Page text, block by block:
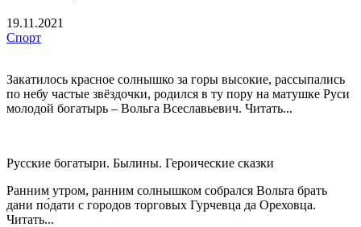
19.11.2021
Спорт
Закатилось красное солнышко за горы высокие, рассыпались
по небу частые звёздочки, родился в ту пору на матушке Руси
молодой богатырь – Вольга Всеславьевич. Читать...
Русские богатыри. Былины. Героические сказки
Ранним утром, ранним солнышком собрался Вольта брать
дани по́дати с городов торговых Гурчевца да Ореховца.
Читать...